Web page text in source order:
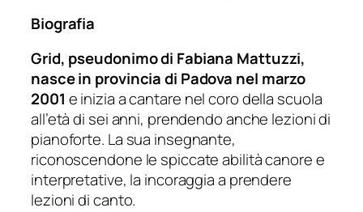
Biografia
Grid, pseudonimo di Fabiana Mattuzzi,
nasce in provincia di Padova nel marzo
2001 e inizia a cantare nel coro della scuola
all’età di sei anni, prendendo anche lezioni di
pianoforte. La sua insegnante,
riconoscendone le spiccate abilità canore e
interpretative, la incoraggia a prendere
lezioni di canto.